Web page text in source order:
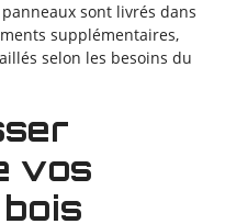
panneaux sont livrés dans
supplémentaires,
selon les besoins du
vos